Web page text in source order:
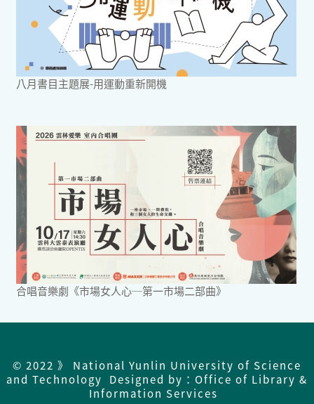
八月書目主題展-用運動重新開機
合唱音樂劇《市場女人心─第一市場二部曲》
© 2022 》 National Yunlin University of Science
and Technology Designed by：Office of Library &
Information Services